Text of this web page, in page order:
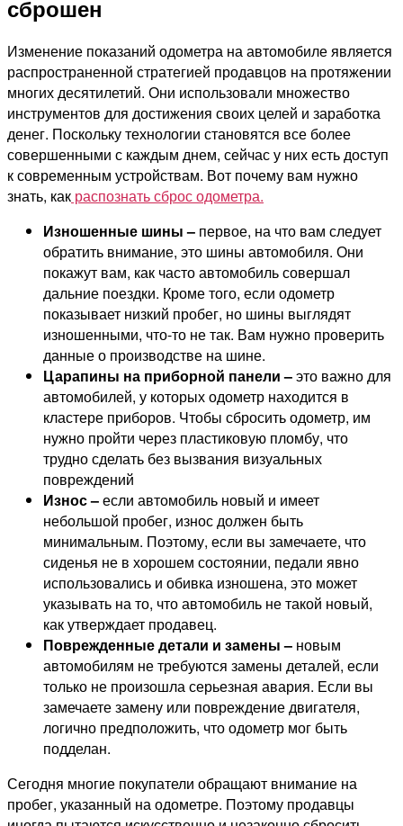
сброшен
Изменение показаний одометра на автомобиле является
распространенной стратегией продавцов на протяжении
многих десятилетий. Они использовали множество
инструментов для достижения своих целей и заработка
денег. Поскольку технологии становятся все более
совершенными с каждым днем, сейчас у них есть доступ
к современным устройствам. Вот почему вам нужно
знать, как распознать сброс одометра.
Изношенные шины – первое, на что вам следует
обратить внимание, это шины автомобиля. Они
покажут вам, как часто автомобиль совершал
дальние поездки. Кроме того, если одометр
показывает низкий пробег, но шины выглядят
изношенными, что-то не так. Вам нужно проверить
данные о производстве на шине.
Царапины на приборной панели –это важно для
автомобилей, у которых одометр находится в
кластере приборов. Чтобы сбросить одометр, им
нужно пройти через пластиковую пломбу, что
трудно сделать без вызвания визуальных
повреждений
Износ –если автомобиль новый и имеет
небольшой пробег, износ должен быть
минимальным. Поэтому, если вы замечаете, что
сиденья не в хорошем состоянии, педали явно
использовались и обивка изношена, это может
указывать на то, что автомобиль не такой новый,
как утверждает продавец.
Поврежденные детали и замены – новым
автомобилям не требуются замены деталей, если
только не произошла серьезная авария. Если вы
замечаете замену или повреждение двигателя,
логично предположить, что одометр мог быть
подделан.
Сегодня многие покупатели обращают внимание на
пробег, указанный на одометре. Поэтому продавцы